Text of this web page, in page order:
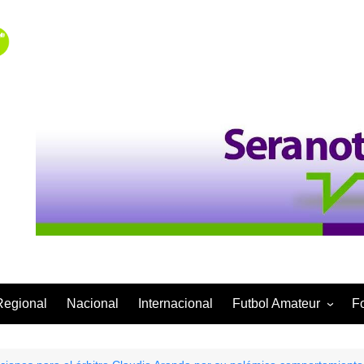
Nacional Internacional Futbol Amateur